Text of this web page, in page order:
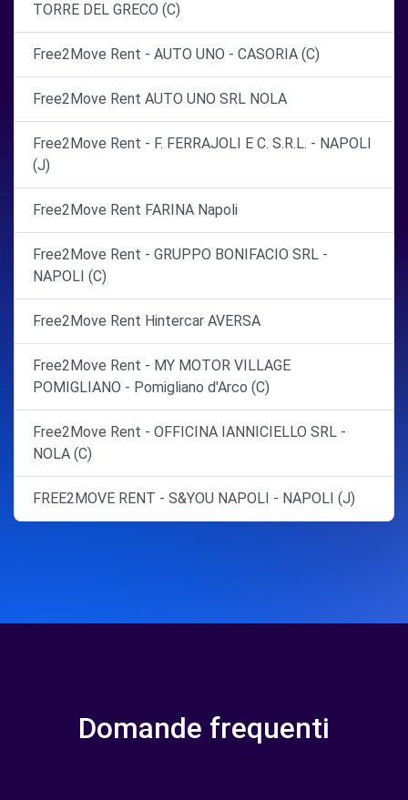
TORRE DEL GRECO (C)
Free2Move Rent - AUTO UNO - CASORIA (C)
Free2Move Rent AUTO UNO SRL NOLA
Free2Move Rent - F. FERRAJOLI E C. S.R.L. - NAPOLI
(J)
Free2Move Rent FARINA Napoli
Free2Move Rent - GRUPPO BONIFACIO SRL -
NAPOLI (C)
Free2Move Rent Hintercar AVERSA
Free2Move Rent - MY MOTOR VILLAGE
POMIGLIANO - Pomigliano d'Arco (C)
Free2Move Rent - OFFICINA IANNICIELLO SRL -
NOLA (C)
FREE2MOVE RENT - S&YOU NAPOLI - NAPOLI (J)
Domande frequenti